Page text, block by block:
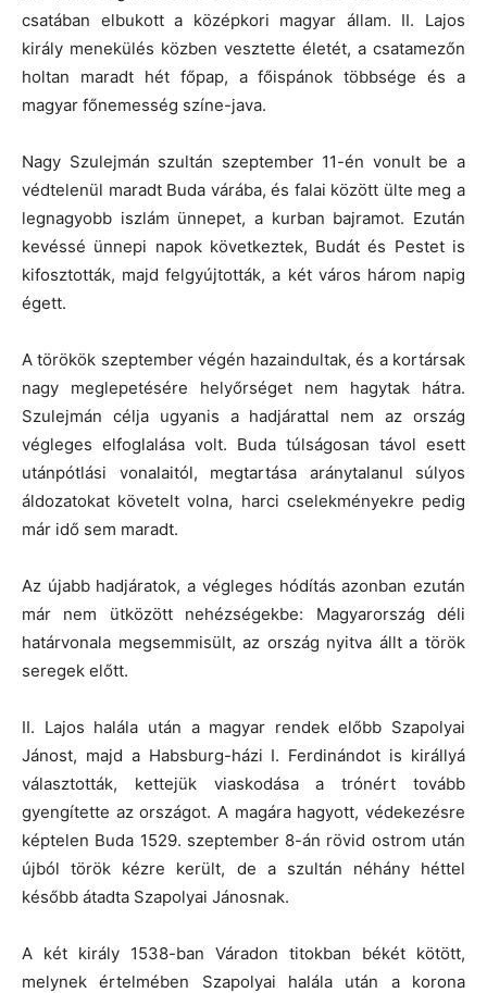
csatában elbukott a középkori magyar állam. II. Lajos
király menekülés közben vesztette életét, a csatamezőn
holtan maradt hét főpap, a főispánok többsége és a
magyar főnemesség színe-java.
Nagy Szulejmán szultán szeptember 11-én vonult be a
védtelenül maradt Buda várába, és falai között ülte meg a
legnagyobb iszlám ünnepet, a kurban bajramot. Ezután
kevéssé ünnepi napok következtek, Budát és Pestet is
kifosztották, majd felgyújtották, a két város három napig
égett.
A törökök szeptember végén hazaindultak, és a kortársak
nagy meglepetésére helyőrséget nem hagytak hátra.
Szulejmán célja ugyanis a hadjárattal nem az ország
végleges elfoglalása volt. Buda túlságosan távol esett
utánpótlási vonalaitól, megtartása aránytalanul súlyos
áldozatokat követelt volna, harci cselekményekre pedig
már idő sem maradt.
Az újabb hadjáratok, a végleges hódítás azonban ezután
már nem ütközött nehézségekbe: Magyarország déli
határvonala megsemmisült, az ország nyitva állt a török
seregek előtt.
II. Lajos halála után a magyar rendek előbb Szapolyai
Jánost, majd a Habsburg-házi I. Ferdinándot is királlyá
választották, kettejük viaskodása a trónért tovább
gyengítette az országot. A magára hagyott, védekezésre
képtelen Buda 1529. szeptember 8-án rövid ostrom után
újból török kézre került, de a szultán néhány héttel
később átadta Szapolyai Jánosnak.
A két király 1538-ban Váradon titokban békét kötött,
melynek értelmében Szapolyai halála után a korona